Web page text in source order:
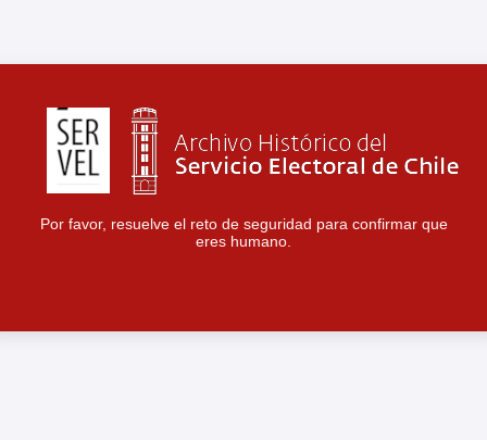
Por favor, resuelve el reto de seguridad para confirmar que
eres humano.